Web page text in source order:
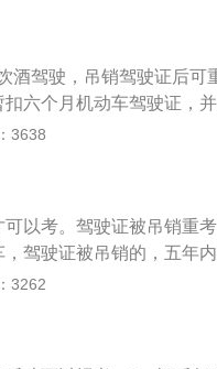
驶证。
院判决后及时作出处罚
吊销驾驶证也会相应推迟
机动车驾驶人的有罪判决
或者司法建议函、扣押
由设区市公安机关交通
酒驾驶，吊销驾驶证后可
六个月机动车驾驶证，
处罚，再次饮酒后驾驶
车驾驶证，依法追究刑
驾驶营运机动车的，处十
内不得重新取得机动车
管理部门约束至酒醒，吊
取得机动车驾驶证，重
由公安机关交通管理部
3638
以考。驾驶证被吊销重
驾驶证被吊销的，五年
不得重新取得驾驶证；2
那么终身不得取得机动
3262